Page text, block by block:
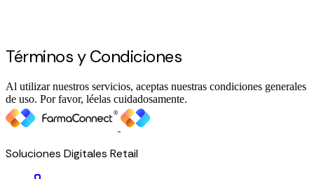
Términos y Condiciones
Al utilizar nuestros servicios, aceptas nuestras condiciones generales
de uso. Por favor, léelas cuidadosamente.
Soluciones Digitales Retail